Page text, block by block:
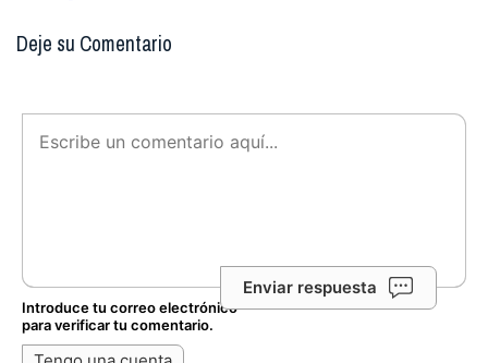
Deje su Comentario
Enviar respuesta
Introduce tu correo electrónico
para verificar tu comentario.